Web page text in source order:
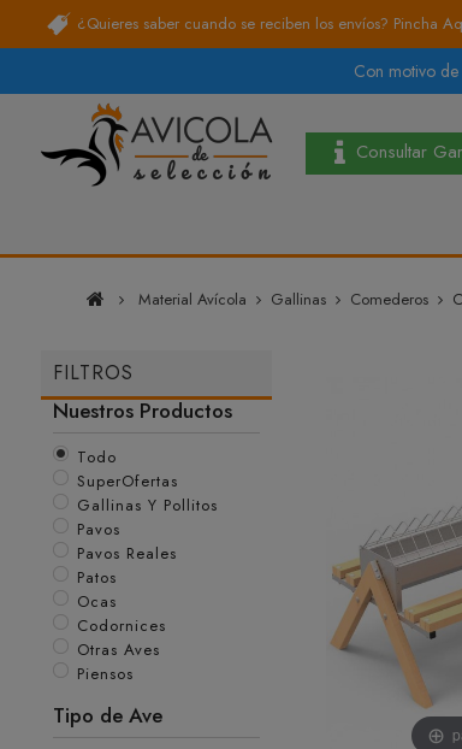
¿Quieres saber cuando se reciben los envíos? Pincha
Con motivo de
Consultar
Material Avícola Gallinas Comederos
FILTROS
Nuestros Productos
Todo
SuperOfertas
Gallinas Y Pollitos
Pavos
Pavos Reales
Patos
Ocas
Codornices
Otras Aves
Piensos
Tipo de Ave